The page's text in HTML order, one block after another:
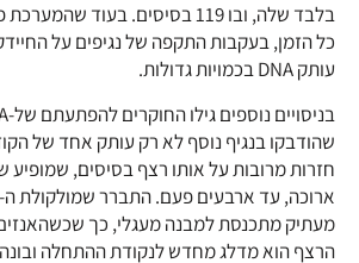
בלבד שלה, ובו 119 בסיסים. בעוד
כל הזמן, בעקבות התקפה של נגיפים על
עותק DNA בכמויות גדולות.
שהודבקו בנגיף נוסף לא רק עותק אחד של
חזרות מרובות על אותו רצף בסיסים,
מעתיק מתכנסת למבנה מעגלי, כך
הרצף הוא מדלג מחדש לנקודת ההתחלה